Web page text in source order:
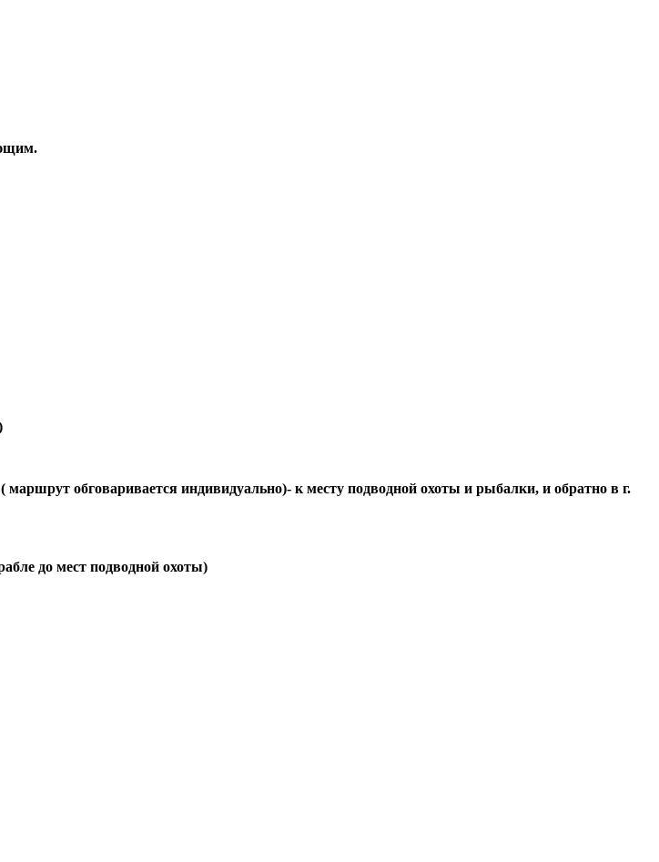
обговаривается индивидуально)- к месту подводной охоты и рыбалки, и обратно в г.
до мест подводной охоты)